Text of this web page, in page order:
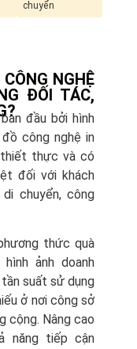
chuyển
NGHỆ
ĐỐI TÁC,
đầu bởi hình
công nghệ in
thực và có
đối với khách
chuyển, công
thức quà
ảnh doanh
suất sử dụng
ở nơi công sở
cộng. Nâng cao
năng tiếp cận